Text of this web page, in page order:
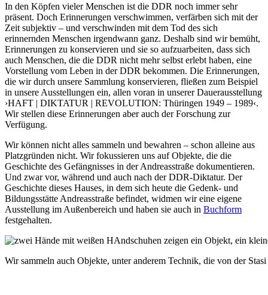
In den Köpfen vieler Menschen ist die DDR noch immer sehr
präsent. Doch Erinnerungen verschwimmen, verfärben sich mit der
Zeit subjektiv – und verschwinden mit dem Tod des sich
erinnernden Menschen irgendwann ganz. Deshalb sind wir bemüht,
Erinnerungen zu konservieren und sie so aufzuarbeiten, dass sich
auch Menschen, die die DDR nicht mehr selbst erlebt haben, eine
Vorstellung vom Leben in der DDR bekommen. Die Erinnerungen,
die wir durch unsere Sammlung konservieren, fließen zum Beispiel
in unsere Ausstellungen ein, allen voran in unserer Dauerausstellung
›HAFT | DIKTATUR | REVOLUTION: Thüringen 1949 – 1989‹.
Wir stellen diese Erinnerungen aber auch der Forschung zur
Verfügung.
Wir können nicht alles sammeln und bewahren – schon alleine aus
Platzgründen nicht. Wir fokussieren uns auf Objekte, die die
Geschichte des Gefängnisses in der Andreasstraße dokumentieren.
Und zwar vor, während und auch nach der DDR-Diktatur. Der
Geschichte dieses Hauses, in dem sich heute die Gedenk- und
Bildungsstätte Andreasstraße befindet, widmen wir eine eigene
Ausstellung im Außenbereich und haben sie auch in Buchform
festgehalten.
Wir sammeln auch Objekte, unter anderem Technik, die von der